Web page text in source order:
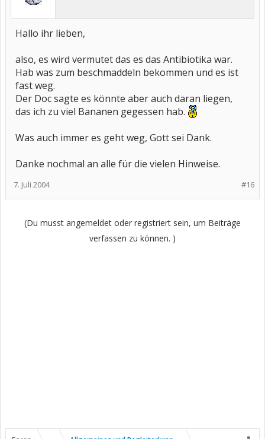
Hallo ihr lieben,
also, es wird vermutet das es das Antibiotika war.
Hab was zum beschmaddeln bekommen und es ist
fast weg.
Der Doc sagte es könnte aber auch daran liegen,
das ich zu viel Bananen gegessen hab.
Was auch immer es geht weg, Gott sei Dank.
Danke nochmal an alle für die vielen Hinweise.
#16
7. Juli 2004
(Du musst angemeldet oder registriert sein, um Beiträge
verfassen zu können. )